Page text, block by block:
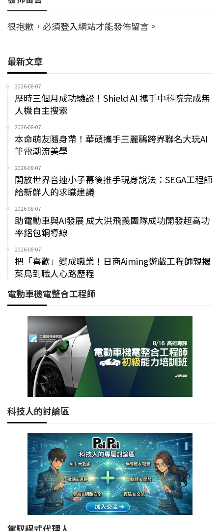
很抱歉，必須登入網站才能發佈留言。
最新文章
2026-08-07
歷時三個月成功驗證！Shield AI 攜手中科院完成無
人機自主搜索
2026-08-07
本命萌友隨身帶！華碩攜手三麗鷗跨界聯名大玩AI
筆電潮流美學
2026-08-07
開放世界音速小子幕後推手現身說法：SEGA工程師
給新鮮人的求職建議
2026-08-07
助電動車與AI發展 成大洪飛義團隊成功開發超高功
率鋁包銅導線
2026-08-07
把「喜歡」變成職業！日商Aiming遊戲工程師親揭
菜鳥到職人心路歷程
電動車機電整合工程師
科技人的討論區